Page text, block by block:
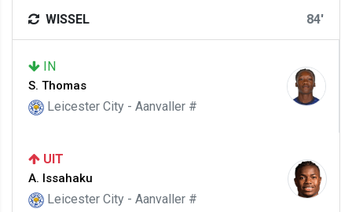
WISSEL 84'
IN
S. Thomas
Leicester City - Aanvaller #
UIT
A. Issahaku
Leicester City - Aanvaller #